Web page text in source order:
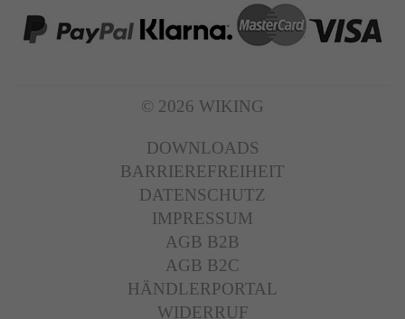
© 2026 WIKING
DOWNLOADS
BARRIEREFREIHEIT
DATENSCHUTZ
IMPRESSUM
AGB B2B
AGB B2C
HÄNDLERPORTAL
WIDERRUF